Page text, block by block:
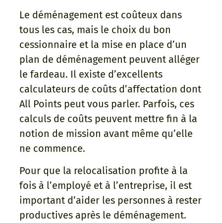
Le déménagement est coûteux dans
tous les cas, mais le choix du bon
cessionnaire et la mise en place d’un
plan de déménagement peuvent alléger
le fardeau. Il existe d’excellents
calculateurs de coûts d’affectation dont
All Points peut vous parler. Parfois, ces
calculs de coûts peuvent mettre fin à la
notion de mission avant même qu’elle
ne commence.
Pour que la relocalisation profite à la
fois à l’employé et à l’entreprise, il est
important d’aider les personnes à rester
productives après le déménagement.